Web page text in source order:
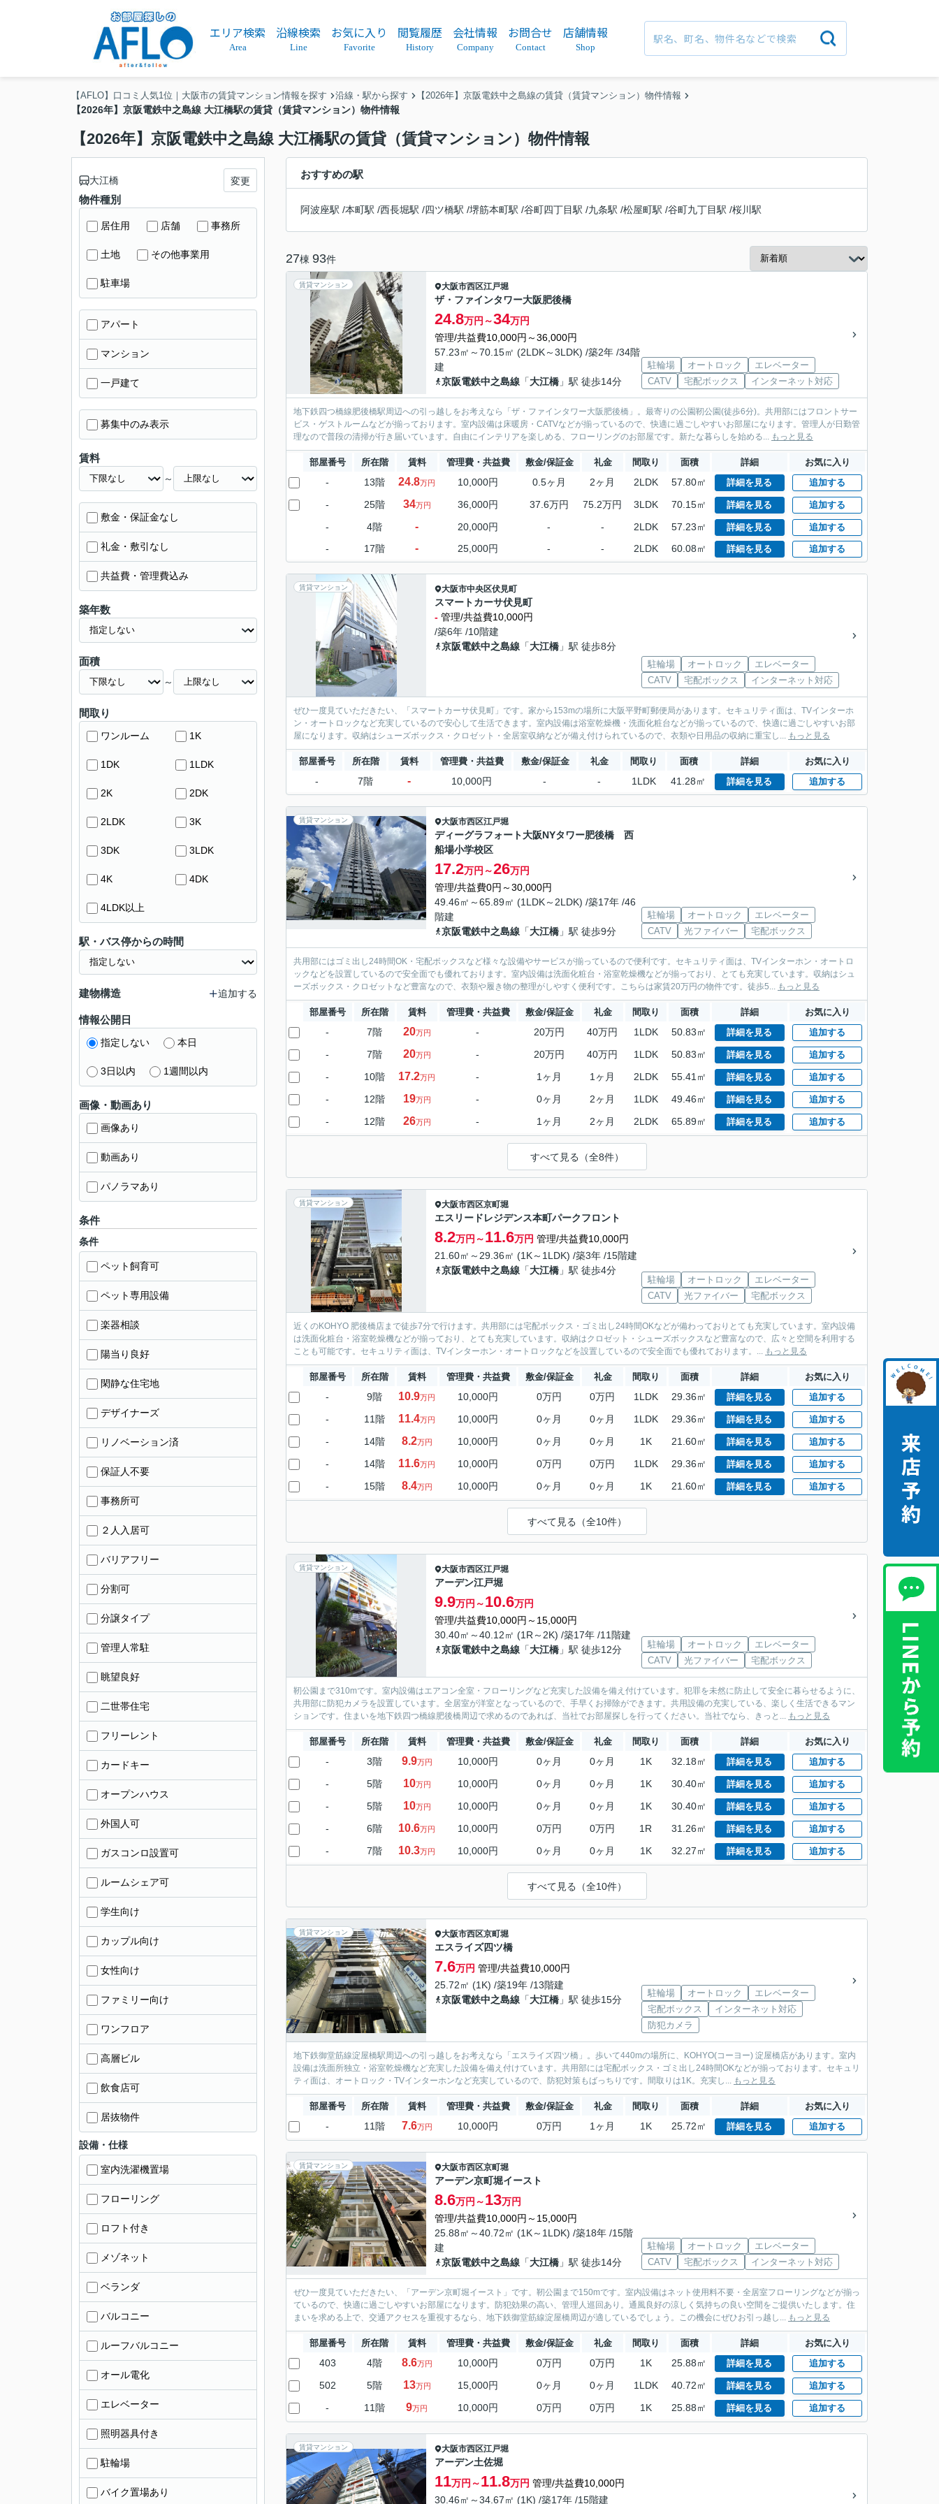
エリア検索
Area
沿線検索
Line
お気に入り
Favorite
閲覧履歴
History
会社情報
Company
お問合せ
Contact
店舗情報
Shop
【AFLO】口コミ人気1位｜大阪市の賃貸マンション情報を探す 沿線・駅から探す 【2026年】京阪電鉄中之島線の賃貸（賃貸マンション）物件情報
【2026年】京阪電鉄中之島線 大江橋駅の賃貸（賃貸マンション）物件情報
【2026年】京阪電鉄中之島線 大江橋駅の賃貸（賃貸マンション）物件情報
おすすめの駅
阿波座駅 /本町駅 /西長堀駅 /四ツ橋駅 /堺筋本町駅 /谷町四丁目駅 /九条駅 /松屋町駅 /谷町九丁目駅 /桜川駅
27棟 93件
賃貸マンション 大阪市西区江戸堀
ザ・ファインタワー大阪肥後橋
24.8万円～34万円
管理/共益費10,000円～36,000円
57.23㎡～70.15㎡ (2LDK～3LDK) /築2年 /34階
建
京阪電鉄中之島線 「大江橋 」駅 徒歩14分
駐輪場 オートロック
エレベーター
CATV
宅配ボックス インターネット対応
地下鉄四つ橋線肥後橋駅周辺への引っ越しをお考えなら「ザ・ファインタワー大阪肥後橋」。最寄りの公園靭公園(徒歩6分)。共用部にはフロントサー
ビス・ゲストルームなどが揃っております。室内設備は床暖房・CATVなどが揃っているので、快適に過ごしやすいお部屋になります。管理人が日勤管
理なので普段の清掃が行き届いています。自由にインテリアを楽しめる、フローリングのお部屋です。新たな暮らしを始める... もっと見る
部屋番号 所在階 賃料 管理費・共益費 敷金/保証金 礼金 間取り 面積 詳細 お気に入り
- 13階 24.8万円 10,000円 0.5ヶ月 2ヶ月 2LDK 57.80㎡ 詳細を見る 追加する
- 25階 34万円 36,000円 37.6万円 75.2万円 3LDK 70.15㎡ 詳細を見る 追加する
- 4階 - 20,000円 - - 2LDK 57.23㎡ 詳細を見る 追加する
- 17階 - 25,000円 - - 2LDK 60.08㎡ 詳細を見る 追加する
賃貸マンション 大阪市中央区伏見町
スマートカーサ伏見町
- 管理/共益費10,000円
/築6年 /10階建
京阪電鉄中之島線 「大江橋 」駅 徒歩8分
駐輪場 オートロック
エレベーター
CATV
宅配ボックス インターネット対応
ぜひ一度見ていただきたい、「スマートカーサ伏見町」です。家から153mの場所に大阪平野町郵便局があります。セキュリティ面は、TVインターホ
ン・オートロックなど充実しているので安心して生活できます。室内設備は浴室乾燥機・洗面化粧台などが揃っているので、快適に過ごしやすいお部
屋になります。収納はシューズボックス・クロゼット・全居室収納などが備え付けられているので、衣類や日用品の収納に重宝し... もっと見る
部屋番号 所在階 賃料 管理費・共益費 敷金/保証金 礼金 間取り 面積 詳細 お気に入り
- 7階 - 10,000円 - - 1LDK 41.28㎡ 詳細を見る 追加する
賃貸マンション 大阪市西区江戸堀
ディーグラフォート大阪NYタワー肥後橋 西
船場小学校区
17.2万円～26万円
管理/共益費0円～30,000円
49.46㎡～65.89㎡ (1LDK～2LDK) /築17年 /46
階建
京阪電鉄中之島線 「大江橋 」駅 徒歩9分
駐輪場 オートロック
エレベーター
CATV
光ファイバー 宅配ボックス
共用部にはゴミ出し24時間OK・宅配ボックスなど様々な設備やサービスが揃っているので便利です。セキュリティ面は、TVインターホン・オートロ
ックなどを設置しているので安全面でも優れております。室内設備は洗面化粧台・浴室乾燥機などが揃っており、とても充実しています。収納はシュ
ーズボックス・クロゼットなど豊富なので、衣類や履き物の整理がしやすく便利です。こちらは家賃20万円の物件です。徒歩5... もっと見る
部屋番号 所在階 賃料 管理費・共益費 敷金/保証金 礼金 間取り 面積 詳細 お気に入り
- 7階 20万円 - 20万円 40万円 1LDK 50.83㎡ 詳細を見る 追加する
- 7階 20万円 - 20万円 40万円 1LDK 50.83㎡ 詳細を見る 追加する
- 10階 17.2万円 - 1ヶ月 1ヶ月 2LDK 55.41㎡ 詳細を見る 追加する
- 12階 19万円 - 0ヶ月 2ヶ月 1LDK 49.46㎡ 詳細を見る 追加する
- 12階 26万円 - 1ヶ月 2ヶ月 2LDK 65.89㎡ 詳細を見る 追加する
すべて見る（全8件）
賃貸マンション 大阪市西区京町堀
エスリードレジデンス本町パークフロント
8.2万円～11.6万円 管理/共益費10,000円
21.60㎡～29.36㎡ (1K～1LDK) /築3年 /15階建
京阪電鉄中之島線 「大江橋 」駅 徒歩4分
駐輪場 オートロック
エレベーター
CATV
光ファイバー 宅配ボックス
近くのKOHYO 肥後橋店まで徒歩7分で行けます。共用部には宅配ボックス・ゴミ出し24時間OKなどが備わっておりとても充実しています。室内設備
は洗面化粧台・浴室乾燥機などが揃っており、とても充実しています。収納はクロゼット・シューズボックスなど豊富なので、広々と空間を利用する
ことも可能です。セキュリティ面は、TVインターホン・オートロックなどを設置しているので安全面でも優れております。... もっと見る
部屋番号 所在階 賃料 管理費・共益費 敷金/保証金 礼金 間取り 面積 詳細 お気に入り
- 9階 10.9万円 10,000円 0万円 0万円 1LDK 29.36㎡ 詳細を見る 追加する
- 11階 11.4万円 10,000円 0ヶ月 0ヶ月 1LDK 29.36㎡ 詳細を見る 追加する
- 14階 8.2万円 10,000円 0ヶ月 0ヶ月 1K 21.60㎡ 詳細を見る 追加する
- 14階 11.6万円 10,000円 0万円 0万円 1LDK 29.36㎡ 詳細を見る 追加する
- 15階 8.4万円 10,000円 0ヶ月 0ヶ月 1K 21.60㎡ 詳細を見る 追加する
すべて見る（全10件）
賃貸マンション 大阪市西区江戸堀
アーデン江戸堀
9.9万円～10.6万円
管理/共益費10,000円～15,000円
30.40㎡～40.12㎡ (1R～2K) /築17年 /11階建
京阪電鉄中之島線 「大江橋 」駅 徒歩12分 駐輪場 オートロック
エレベーター
CATV
光ファイバー 宅配ボックス
靭公園まで310mです。室内設備はエアコン全室・フローリングなど充実した設備を備え付けています。犯罪を未然に防止して安全に暮らせるように、
共用部に防犯カメラを設置しています。全居室が洋室となっているので、手早くお掃除ができます。共用設備の充実している、楽しく生活できるマン
ションです。住まいを地下鉄四つ橋線肥後橋周辺で求めるのであれば、当社でお部屋探しを行ってください。当社でなら、きっと... もっと見る
部屋番号 所在階 賃料 管理費・共益費 敷金/保証金 礼金 間取り 面積 詳細 お気に入り
- 3階 9.9万円 10,000円 0ヶ月 0ヶ月 1K 32.18㎡ 詳細を見る 追加する
- 5階 10万円 10,000円 0ヶ月 0ヶ月 1K 30.40㎡ 詳細を見る 追加する
- 5階 10万円 10,000円 0ヶ月 0ヶ月 1K 30.40㎡ 詳細を見る 追加する
- 6階 10.6万円 10,000円 0万円 0万円 1R 31.26㎡ 詳細を見る 追加する
- 7階 10.3万円 10,000円 0ヶ月 0ヶ月 1K 32.27㎡ 詳細を見る 追加する
すべて見る（全10件）
賃貸マンション 大阪市西区京町堀
エスライズ四ツ橋
7.6万円 管理/共益費10,000円
25.72㎡ (1K) /築19年 /13階建
京阪電鉄中之島線 「大江橋 」駅 徒歩15分
駐輪場 オートロック
エレベーター
宅配ボックス
インターネット対応
防犯カメラ
地下鉄御堂筋線淀屋橋駅周辺への引っ越しをお考えなら「エスライズ四ツ橋」。歩いて440mの場所に、KOHYO(コーヨー) 淀屋橋店があります。室内
設備は洗面所独立・浴室乾燥機など充実した設備を備え付けています。共用部には宅配ボックス・ゴミ出し24時間OKなどが揃っております。セキュリ
ティ面は、オートロック・TVインターホンなど充実しているので、防犯対策もばっちりです。間取りは1K。充実し... もっと見る
部屋番号 所在階 賃料 管理費・共益費 敷金/保証金 礼金 間取り 面積 詳細 お気に入り
- 11階 7.6万円 10,000円 0万円 1ヶ月 1K 25.72㎡ 詳細を見る 追加する
賃貸マンション 大阪市西区京町堀
アーデン京町堀イースト
8.6万円～13万円
管理/共益費10,000円～15,000円
25.88㎡～40.72㎡ (1K～1LDK) /築18年 /15階
建
京阪電鉄中之島線 「大江橋 」駅 徒歩14分
駐輪場 オートロック
エレベーター
CATV
宅配ボックス インターネット対応
ぜひ一度見ていただきたい、「アーデン京町堀イースト」です。靭公園まで150mです。室内設備はネット使用料不要・全居室フローリングなどが揃っ
ているので、快適に過ごしやすいお部屋になります。防犯効果の高い、管理人巡回あり。通風良好の涼しく気持ちの良い空間をご提供いたします。住
まいを求める上で、交通アクセスを重視するなら、地下鉄御堂筋線淀屋橋周辺が適しているでしょう。この機会にぜひお引っ越し... もっと見る
部屋番号 所在階 賃料 管理費・共益費 敷金/保証金 礼金 間取り 面積 詳細 お気に入り
403 4階 8.6万円 10,000円 0万円 0万円 1K 25.88㎡ 詳細を見る 追加する
502 5階 13万円 15,000円 0ヶ月 0ヶ月 1LDK 40.72㎡ 詳細を見る 追加する
- 11階 9万円 10,000円 0万円 0万円 1K 25.88㎡ 詳細を見る 追加する
賃貸マンション 大阪市西区江戸堀
アーデン土佐堀
11万円～11.8万円 管理/共益費10,000円
30.46㎡～34.67㎡ (1K) /築17年 /15階建
大江橋 変更
物件種別
居住用 店舗 事務所
土地 その他事業用
駐車場
アパート
マンション
一戸建て
募集中のみ表示
賃料
～
敷金・保証金なし
礼金・敷引なし
共益費・管理費込み
築年数
面積
～
間取り
ワンルーム 1K
1DK 1LDK
2K 2DK
2LDK 3K
3DK 3LDK
4K 4DK
4LDK以上
駅・バス停からの時間
建物構造 追加する
情報公開日
指定しない 本日
3日以内 1週間以内
画像・動画あり
画像あり
動画あり
パノラマあり
条件
条件
ペット飼育可
ペット専用設備
楽器相談
陽当り良好
閑静な住宅地
デザイナーズ
リノベーション済
保証人不要
事務所可
２人入居可
バリアフリー
分割可
分譲タイプ
管理人常駐
眺望良好
二世帯住宅
フリーレント
カードキー
オープンハウス
外国人可
ガスコンロ設置可
ルームシェア可
学生向け
カップル向け
女性向け
ファミリー向け
ワンフロア
高層ビル
飲食店可
居抜物件
設備・仕様
室内洗濯機置場
フローリング
ロフト付き
メゾネット
ベランダ
バルコニー
ルーフバルコニー
オール電化
エレベーター
照明器具付き
駐輪場
バイク置場あり